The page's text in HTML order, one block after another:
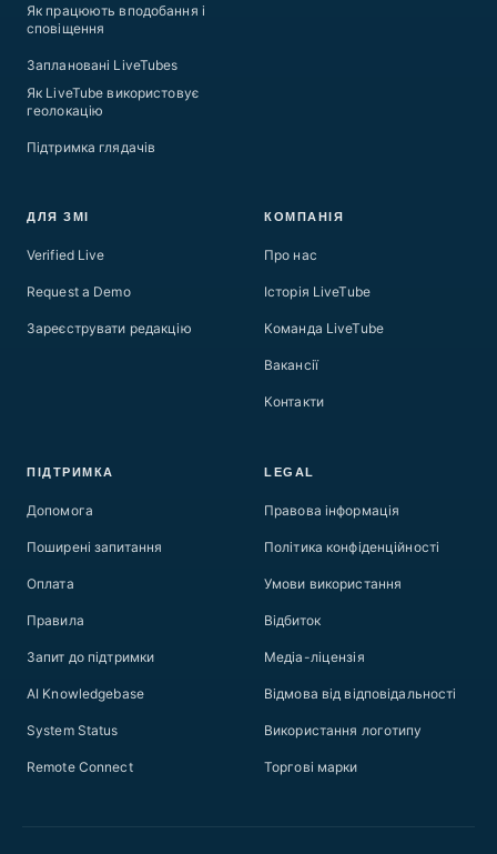
Як працюють вподобання і
сповіщення
Заплановані LiveTubes
Як LiveTube використовує
геолокацію
Підтримка глядачів
ДЛЯ ЗМІ
Verified Live
Request a Demo
Зареєструвати редакцію
КОМПАНІЯ
Про нас
Історія LiveTube
Команда LiveTube
Вакансії
Контакти
ПІДТРИМКА
Допомога
Поширені запитання
Оплата
Правила
Запит до підтримки
AI Knowledgebase
System Status
Remote Connect
LEGAL
Правова інформація
Політика конфіденційності
Умови використання
Відбиток
Медіа-ліцензія
Відмова від відповідальності
Використання логотипу
Торгові марки